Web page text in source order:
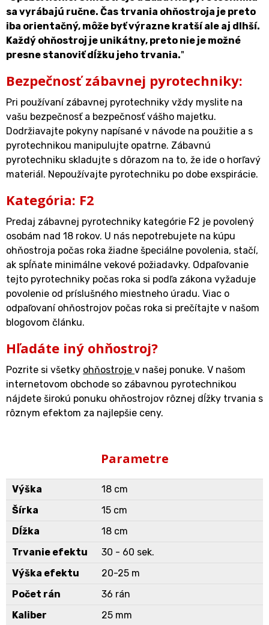
sa vyrábajú ručne. Čas trvania ohňostroja je preto
iba orientačný, môže byť výrazne kratší ale aj dlhší.
Každý ohňostroj je unikátny, preto nie je možné
presne stanoviť dĺžku jeho trvania."
Bezpečnosť zábavnej pyrotechniky:
Pri používaní zábavnej pyrotechniky vždy myslite na
vašu bezpečnosť a bezpečnosť vášho majetku.
Dodržiavajte pokyny napísané v návode na použitie a s
pyrotechnikou manipulujte opatrne. Zábavnú
pyrotechniku skladujte s dôrazom na to, že ide o horľavý
materiál. Nepoužívajte pyrotechniku po dobe exspirácie.
Kategória: F2
Predaj zábavnej pyrotechniky kategórie F2 je povolený
osobám nad 18 rokov. U nás nepotrebujete na kúpu
ohňostroja počas roka žiadne špeciálne povolenia, stačí,
ak spĺňate minimálne vekové požiadavky. Odpaľovanie
tejto pyrotechniky počas roka si podľa zákona vyžaduje
povolenie od príslušného miestneho úradu. Viac o
odpaľovaní ohňostrojov počas roka si prečítajte v našom
blogovom článku.
Hľadáte iný ohňostroj?
Pozrite si všetky ohňostroje v našej ponuke. V našom
internetovom obchode so zábavnou pyrotechnikou
nájdete širokú ponuku ohňostrojov rôznej dĺžky trvania s
rôznym efektom za najlepšie ceny.
Parametre
Výška
18 cm
Šírka
15 cm
Dĺžka
18 cm
Trvanie efektu
30 - 60 sek.
Výška efektu
20-25 m
Počet rán
36 rán
Kaliber
25 mm